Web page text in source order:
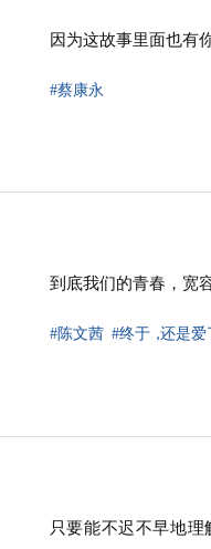
因为这故事里面也有
#蔡康永
到底我们的青春，宽
#陈文茜 #终于 ，还是爱
只要能不迟不早地